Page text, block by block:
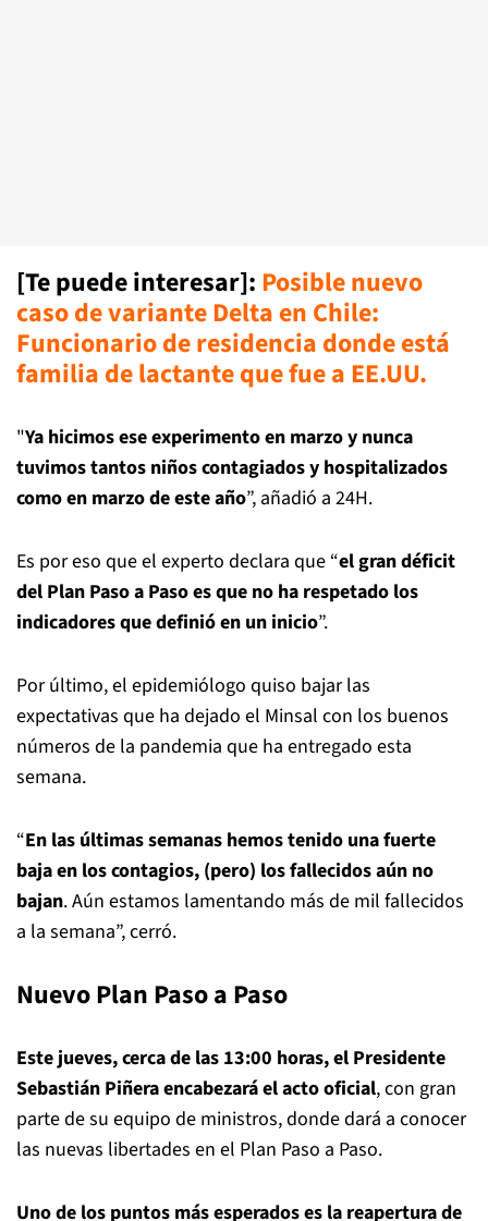
[Te puede interesar]: Posible nuevo
caso de variante Delta en Chile:
Funcionario de residencia donde está
familia de lactante que fue a EE.UU.
"Ya hicimos ese experimento en marzo y nunca
tuvimos tantos niños contagiados y hospitalizados
como en marzo de este año”, añadió a 24H.
Es por eso que el experto declara que “el gran déficit
del Plan Paso a Paso es que no ha respetado los
indicadores que definió en un inicio”.
Por último, el epidemiólogo quiso bajar las
expectativas que ha dejado el Minsal con los buenos
números de la pandemia que ha entregado esta
semana.
“En las últimas semanas hemos tenido una fuerte
baja en los contagios, (pero) los fallecidos aún no
bajan. Aún estamos lamentando más de mil fallecidos
a la semana”, cerró.
Nuevo Plan Paso a Paso
Este jueves, cerca de las 13:00 horas, el Presidente
Sebastián Piñera encabezará el acto oficial, con gran
parte de su equipo de ministros, donde dará a conocer
las nuevas libertades en el Plan Paso a Paso.
Uno de los puntos más esperados es la reapertura de